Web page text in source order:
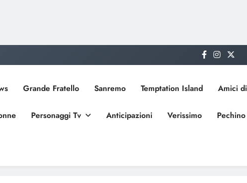
Grande Fratello Sanremo Temptation Island Amici
Personaggi Tv Anticipazioni Verissimo